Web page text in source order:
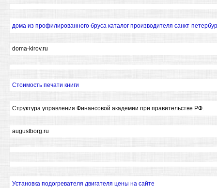
дома из профилированного бруса каталог производителя санкт-
doma-kirov.ru
Стоимость печати книги
Структура управления Финансовой академии при правительстве РФ.
augustborg.ru
Установка подогревателя двигателя цены на сайте